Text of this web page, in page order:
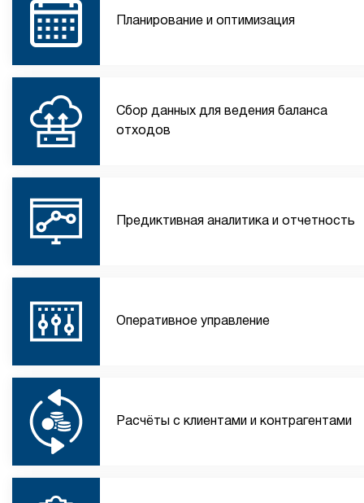
Планирование и оптимизация
Сбор данных для ведения баланса
отходов
Предиктивная аналитика и отчетность
Оперативное управление
Расчёты с клиентами и контрагентами